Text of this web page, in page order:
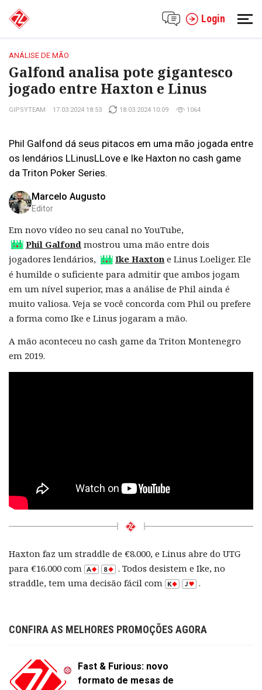
Login
ANÁLISE DE MÃO
Galfond analisa pote gigantesco
jogado entre Haxton e Linus
GIPSYTEAM 17.03.2024 18:53 18.03.2024 10:09 1064
Phil Galfond dá seus pitacos em uma mão jogada entre
os lendários LLinusLLove e Ike Haxton no cash game
da Triton Poker Series.
Marcelo Augusto
Editor
Em novo vídeo no seu canal no YouTube,
Phil Galfond mostrou uma mão entre dois
jogadores lendários,
Ike Haxton e Linus Loeliger. Ele
é humilde o suficiente para admitir que ambos jogam
em um nível superior, mas a análise de Phil ainda é
muito valiosa. Veja se você concorda com Phil ou prefere
a forma como Ike e Linus jogaram a mão.
A mão aconteceu no cash game da Triton Montenegro
em 2019.
Haxton faz um straddle de €8.000, e Linus abre do UTG
para €16.000 com
. Todos desistem e Ike, no
straddle, tem uma decisão fácil com
.
CONFIRA AS MELHORES PROMOÇÕES AGORA
Fast & Furious: novo
formato de mesas de